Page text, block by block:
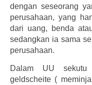
dengan seseorang
perusahaan, yang
dari uang, benda
sedangkan ia sama
perusahaan.
Dalam UU
geldscheite (